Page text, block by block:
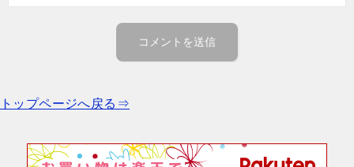
トップページへ戻る⇒